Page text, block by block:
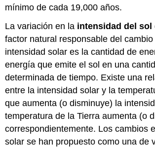
mínimo de cada 19,000 años.
La variación en la intensidad del sol
factor natural responsable del
intensidad solar es la cantidad de
energía que emite el sol en una
determinada de tiempo. Existe una
entre la intensidad solar y la
que aumenta (o disminuye) la
temperatura de la Tierra aumenta (o
correspondientemente. Los cambios
solar se han propuesto como una de